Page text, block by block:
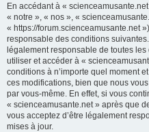
En accédant à «
« notre », « nos », «
« https://forum.scienceamusante.net
responsable des conditions
légalement responsable de toutes
utiliser et accéder à «
conditions à n’importe quel moment
ces modifications, bien que nous
par vous-même. En effet, si vous
« scienceamusante.net » après que
vous acceptez d’être légalement
mises à jour.